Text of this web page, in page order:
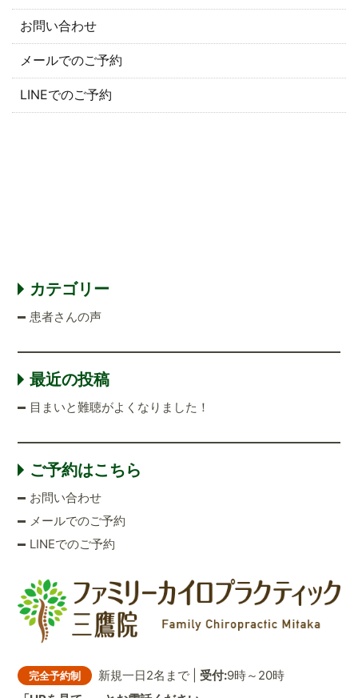
お問い合わせ
メールでのご予約
LINEでのご予約
カテゴリー
患者さんの声
最近の投稿
目まいと難聴がよくなりました！
ご予約はこちら
お問い合わせ
メールでのご予約
LINEでのご予約
完全予約制 新規一日2名まで | 受付:9時～20時